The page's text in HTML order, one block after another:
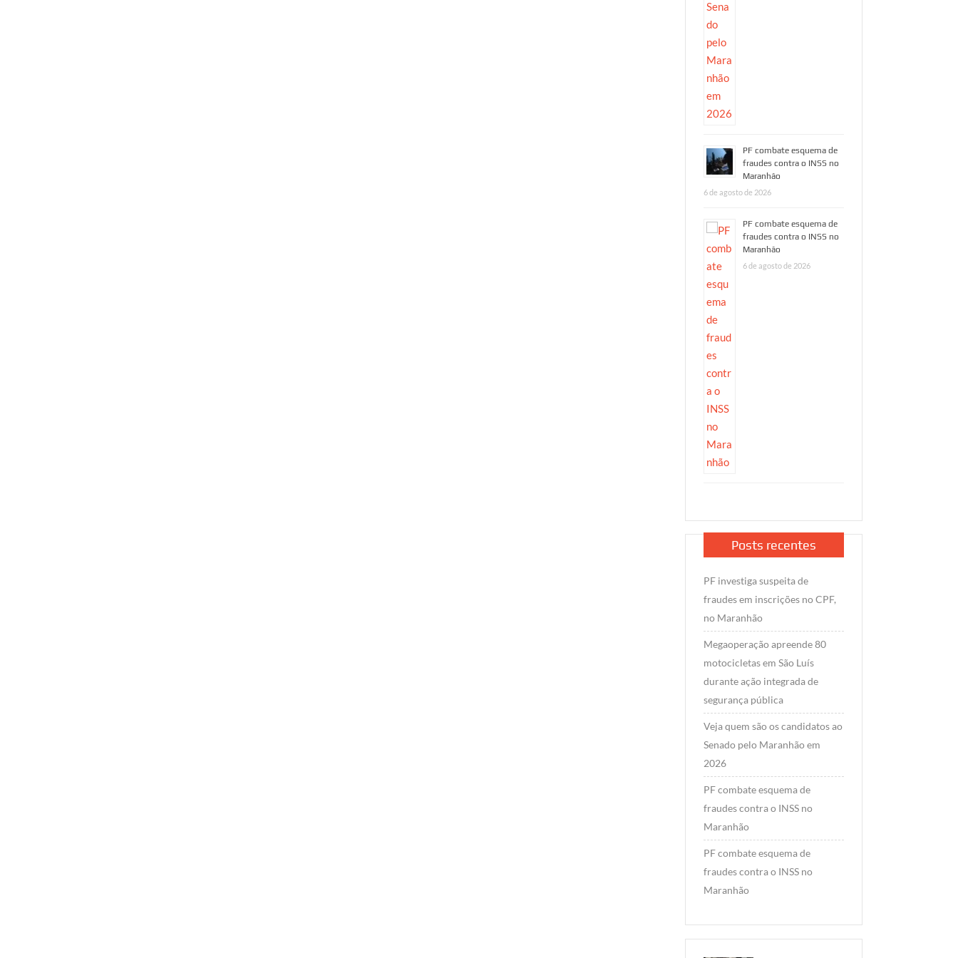
PF combate esquema de
fraudes contra o INSS no
Maranhão
6 de agosto de 2026
PF combate esquema de
fraudes contra o INSS no
Maranhão
6 de agosto de 2026
Posts recentes
PF investiga suspeita de
fraudes em inscrições no CPF,
no Maranhão
Megaoperação apreende 80
motocicletas em São Luís
durante ação integrada de
segurança pública
Veja quem são os candidatos ao
Senado pelo Maranhão em
2026
PF combate esquema de
fraudes contra o INSS no
Maranhão
PF combate esquema de
fraudes contra o INSS no
Maranhão